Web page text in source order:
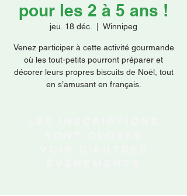
pour les 2 à 5 ans !
jeu. 18 déc. Winnipeg
Venez participer à cette activité gourmande
où les tout-petits pourront préparer et
décorer leurs propres biscuits de Noël, tout
en s’amusant en français.